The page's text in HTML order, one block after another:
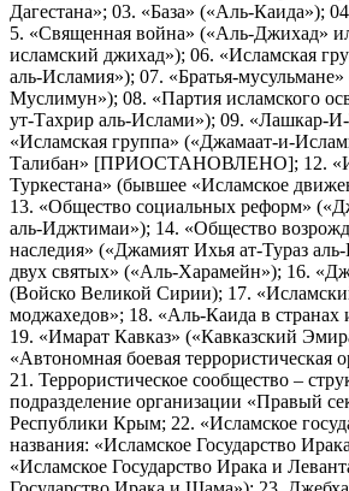
Дагестана»; 03. «База» («Аль-Каида»);
5. «Священная война» («Аль-Джихад»
исламский джихад»); 06. «Исламская
аль-Исламия»); 07. «Братья-
Муслимун»); 08. «Партия исламского
ут-Тахрир аль-Ислами»); 09. «Лашкар-
«Исламская группа» («Джамаат-и-
Талибан» [ПРИОСТАНОВЛЕНО]; 12.
Туркестана» (бывшее «Исламское
13. «Общество социальных реформ»
аль-Иджтимаи»); 14. «Общество
наследия» («Джамият Ихья ат-Тураз
двух святых» («Аль-Харамейн»); 16.
(Войско Великой Сирии); 17.
моджахедов»; 18. «Аль-Каида в странах
19. «Имарат Кавказ» («Кавказский
«Автономная боевая террористическая
21. Террористическое сообщество –
подразделение организации «Правый
Республики Крым; 22. «Исламское
названия: «Исламское Государство
«Исламское Государство Ирака и